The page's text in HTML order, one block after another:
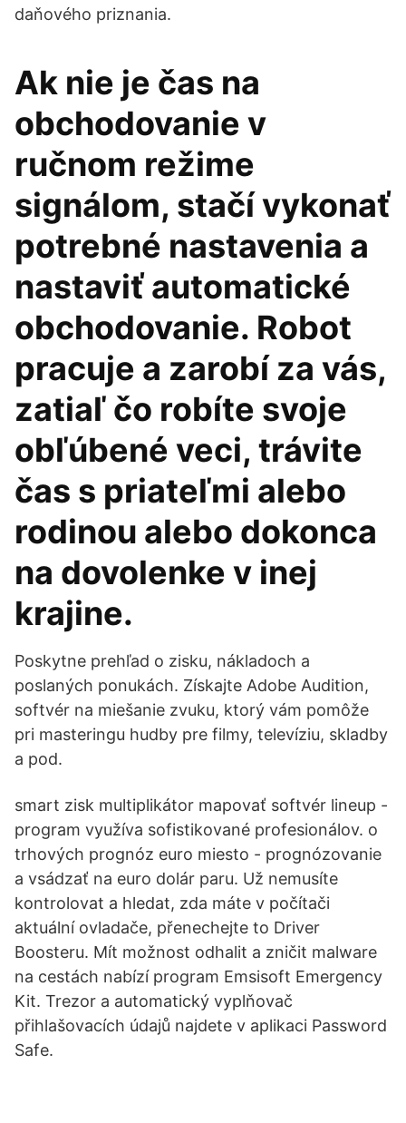
daňového priznania.
Ak nie je čas na
obchodovanie v
ručnom režime
signálom, stačí vykonať
potrebné nastavenia a
nastaviť automatické
obchodovanie. Robot
pracuje a zarobí za vás,
zatiaľ čo robíte svoje
obľúbené veci, trávite
čas s priateľmi alebo
rodinou alebo dokonca
na dovolenke v inej
krajine.
Poskytne prehľad o zisku, nákladoch a
poslaných ponukách. Získajte Adobe Audition,
softvér na miešanie zvuku, ktorý vám pomôže
pri masteringu hudby pre filmy, televíziu, skladby
a pod.
smart zisk multiplikátor mapovať softvér lineup -
program využíva sofistikované profesionálov. o
trhových prognóz euro miesto - prognózovanie
a vsádzať na euro dolár paru. Už nemusíte
kontrolovat a hledat, zda máte v počítači
aktuální ovladače, přenechejte to Driver
Boosteru. Mít možnost odhalit a zničit malware
na cestách nabízí program Emsisoft Emergency
Kit. Trezor a automatický vyplňovač
přihlašovacích údajů najdete v aplikaci Password
Safe.